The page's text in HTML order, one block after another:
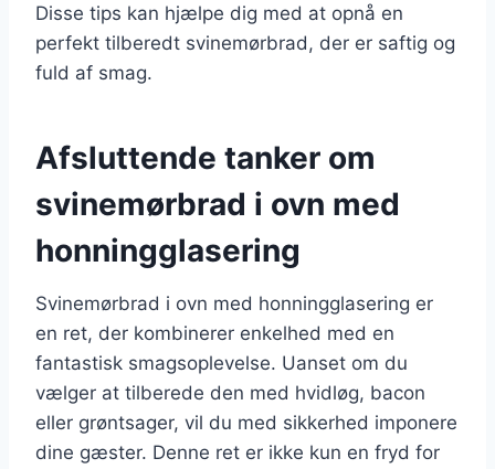
Disse tips kan hjælpe dig med at opnå en
perfekt tilberedt svinemørbrad, der er saftig og
fuld af smag.
Afsluttende tanker om
svinemørbrad i ovn med
honningglasering
Svinemørbrad i ovn med honningglasering er
en ret, der kombinerer enkelhed med en
fantastisk smagsoplevelse. Uanset om du
vælger at tilberede den med hvidløg, bacon
eller grøntsager, vil du med sikkerhed imponere
dine gæster. Denne ret er ikke kun en fryd for